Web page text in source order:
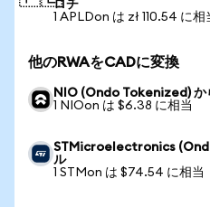
ロチ
1 APLDon は zł 110.54 に相
他のRWAをCADに変換
NIO (Ondo Tokenized) か
1 NIOon は $6.38 に相当
STMicroelectronics
ル
1 STMon は $74.54 に相当